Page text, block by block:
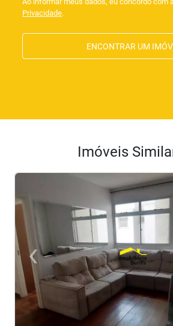
Privacidade.
ENCONTRAR UM
Imóveis
‹Previous